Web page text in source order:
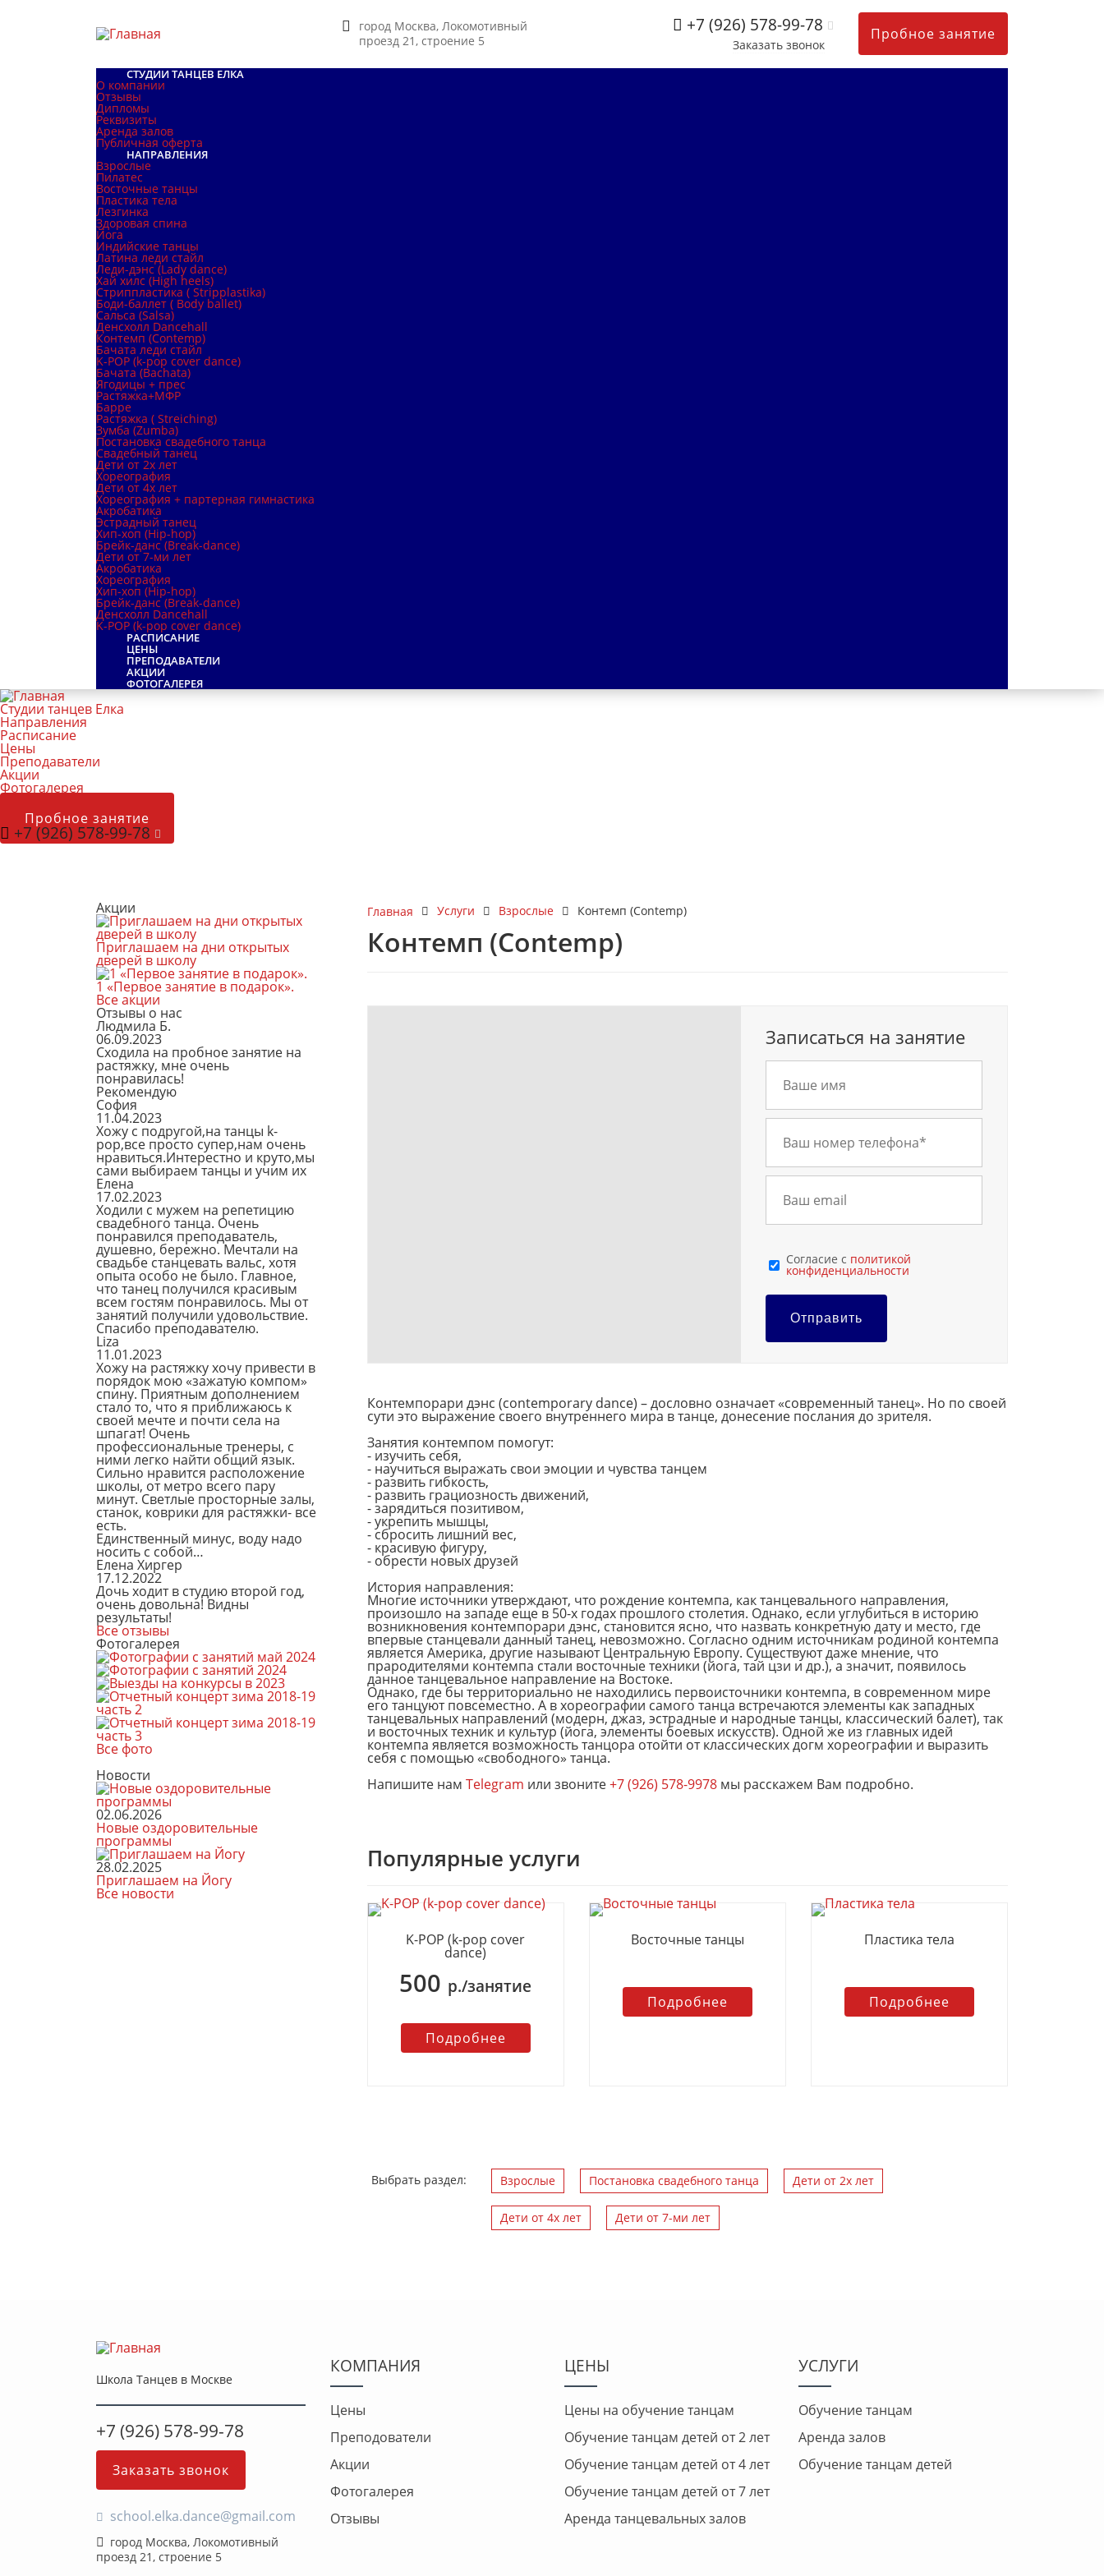
город Москва, Локомотивный
проезд 21, строение 5
+7 (926) 578-99-78
Заказать звонок
Пробное занятие
СТУДИИ ТАНЦЕВ ЕЛКА
О компании
Отзывы
Дипломы
Реквизиты
Аренда залов
Публичная оферта
НАПРАВЛЕНИЯ
Взрослые
Пилатес
Восточные танцы
Пластика тела
Лезгинка
Здоровая спина
Йога
Индийские танцы
Латина леди стайл
Леди-дэнс (Lady dance)
Хай хилс (High heels)
Стриппластика ( Stripplastika)
Боди-баллет ( Body ballet)
Сальса (Salsa)
Денсхолл Dancehall
Контемп (Contemp)
Бачата леди стайл
K-POP (k-pop cover dance)
Бачата (Bachata)
Ягодицы + прес
Растяжка+МФР
Барре
Растяжка ( Streiching)
Зумба (Zumba)
Постановка свадебного танца
Свадебный танец
Дети от 2х лет
Хореография
Дети от 4х лет
Хореография + партерная гимнастика
Акробатика
Эстрадный танец
Хип-хоп (Hip-hop)
Брейк-данс (Break-dance)
Дети от 7-ми лет
Акробатика
Хореография
Хип-хоп (Hip-hop)
Брейк-данс (Break-dance)
Денсхолл Dancehall
K-POP (k-pop cover dance)
РАСПИСАНИЕ
ЦЕНЫ
ПРЕПОДАВАТЕЛИ
АКЦИИ
ФОТОГАЛЕРЕЯ
Студии танцев Елка
Направления
Расписание
Цены
Преподаватели
Акции
Фотогалерея
Пробное занятие
+7 (926) 578-99-78
Акции
Приглашаем на дни открытых
дверей в школу
1 «Первое занятие в подарок».
Все акции
Отзывы о нас
Людмила Б.
06.09.2023
Сходила на пробное занятие на
растяжку, мне очень
понравилась!
Рекомендую
София
11.04.2023
Хожу с подругой,на танцы k-
pop,все просто супер,нам очень
нравиться.Интерестно и круто,мы
сами выбираем танцы и учим их
Елена
17.02.2023
Ходили с мужем на репетицию
свадебного танца. Очень
понравился преподаватель,
душевно, бережно. Мечтали на
свадьбе станцевать вальс, хотя
опыта особо не было. Главное,
что танец получился красивым
всем гостям понравилось. Мы от
занятий получили удовольствие.
Спасибо преподавателю.
Liza
11.01.2023
Хожу на растяжку хочу привести в
порядок мою «зажатую компом»
спину. Приятным дополнением
стало то, что я приближаюсь к
своей мечте и почти села на
шпагат! Очень
профессиональные тренеры, с
ними легко найти общий язык.
Сильно нравится расположение
школы, от метро всего пару
минут. Светлые просторные залы,
станок, коврики для растяжки- все
есть.
Единственный минус, воду надо
носить с собой…
Елена Хиргер
17.12.2022
Дочь ходит в студию второй год,
очень довольна! Видны
результаты!
Все отзывы
Фотогалерея
Все фото
Новости
02.06.2026
Новые оздоровительные
программы
28.02.2025
Приглашаем на Йогу
Все новости
Главная Услуги Взрослые Контемп (Contemp)
Контемп (Contemp)
Записаться на занятие
Cогласие с политикой
конфиденциальности
Отправить
Контемпорари дэнс (contemporary dance) – дословно означает «современный танец». Но по своей
сути это выражение своего внутреннего мира в танце, донесение послания до зрителя.
Занятия контемпом помогут:
- изучить себя,
- научиться выражать свои эмоции и чувства танцем
- развить гибкость,
- развить грациозность движений,
- зарядиться позитивом,
- укрепить мышцы,
- сбросить лишний вес,
- красивую фигуру,
- обрести новых друзей
История направления:
Многие источники утверждают, что рождение контемпа, как танцевального направления,
произошло на западе еще в 50-х годах прошлого столетия. Однако, если углубиться в историю
возникновения контемпорари дэнс, становится ясно, что назвать конкретную дату и место, где
впервые станцевали данный танец, невозможно. Согласно одним источникам родиной контемпа
является Америка, другие называют Центральную Европу. Существуют даже мнение, что
прародителями контемпа стали восточные техники (йога, тай цзи и др.), а значит, появилось
данное танцевальное направление на Востоке.
Однако, где бы территориально не находились первоисточники контемпа, в современном мире
его танцуют повсеместно. А в хореографии самого танца встречаются элементы как западных
танцевальных направлений (модерн, джаз, эстрадные и народные танцы, классический балет), так
и восточных техник и культур (йога, элементы боевых искусств). Одной же из главных идей
контемпа является возможность танцора отойти от классических догм хореографии и выразить
себя с помощью «свободного» танца.
Напишите нам Telegram или звоните+7 (926) 578-9978 мы расскажем Вам подробно.
Популярные услуги
K-POP (k-pop cover
dance)
500 р./занятие
Подробнее
Восточные танцы
Подробнее
Пластика тела
Подробнее
Выбрать раздел: Взрослые Постановка свадебного танца Дети от 2х лет
Дети от 4х лет Дети от 7-ми лет
Школа Танцев в Москве
+7 (926) 578-99-78
Заказать звонок
school.elka.dance@gmail.com
город Москва, Локомотивный
проезд 21, строение 5
КОМПАНИЯ
Цены
Преподователи
Акции
Фотогалерея
Отзывы
ЦЕНЫ
Цены на обучение танцам
Обучение танцам детей от 2 лет
Обучение танцам детей от 4 лет
Обучение танцам детей от 7 лет
Аренда танцевальных залов
УСЛУГИ
Обучение танцам
Аренда залов
Обучение танцам детей